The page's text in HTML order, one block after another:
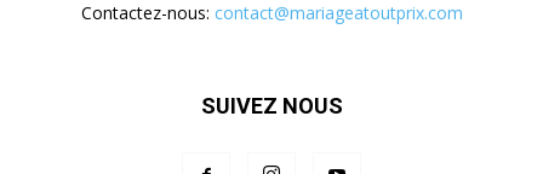
Contactez-nous: contact@mariageatoutprix.com
SUIVEZ NOUS